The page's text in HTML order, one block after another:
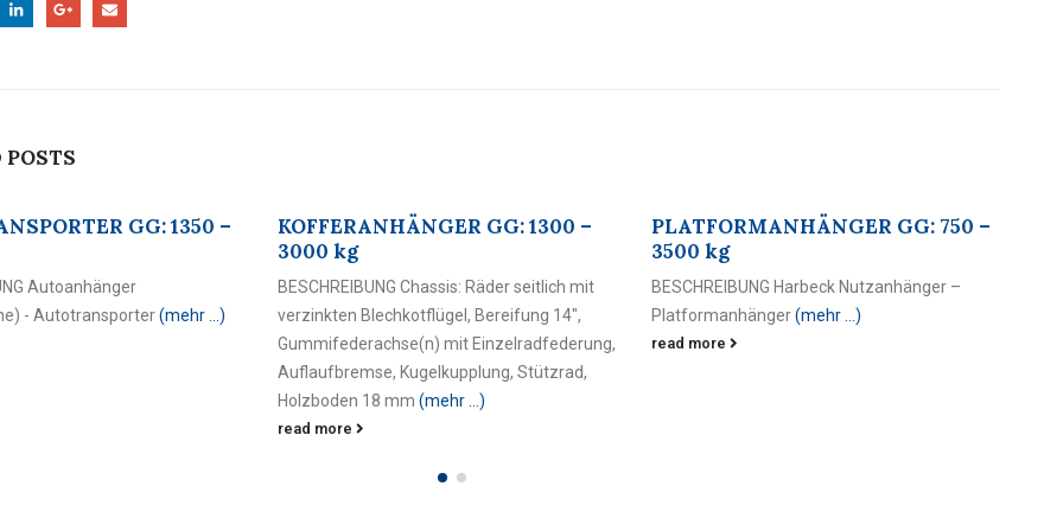
POSTS
–
KOFFERANHÄNGER GG: 1300 –
BESCHREIBUNG Chassis: Räder seitlich mit
verzinkten Blechkotflügel, Bereifung 14",
Gummifederachse(n) mit Einzelradfederung,
Auflaufbremse, Kugelkupplung, Stützrad,
PLATFORMANHÄNGER GG: 750 –
BESCHREIBUNG Harbeck Nutzanhänger –
Platformanhänger(mehr …)
read more
WERBEANHÄNGER
Werbeanhänger(mehr …)
read more